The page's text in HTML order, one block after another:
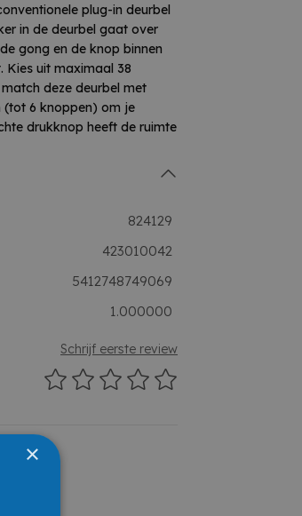
plug-in deurbel
in de deurbel gaat over
gong en de knop binnen
Kies uit maximaal 38
deze deurbel met
(tot 6 knoppen) om je
drukknop heeft de ruimte
824129
423010042
5412748749069
1.000000
Schrijf eerste review
×